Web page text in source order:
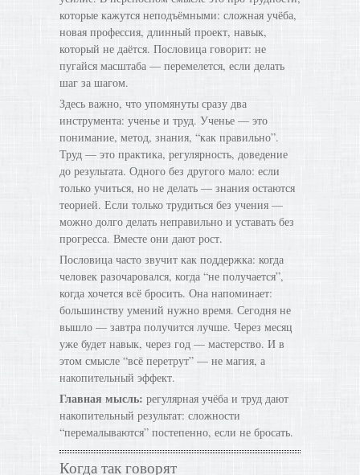
которые кажутся неподъёмными: сложная учёба,
новая профессия, длинный проект, навык,
который не даётся. Пословица говорит: не
пугайся масштаба — перемелется, если делать
шаг за шагом.
Здесь важно, что упомянуты сразу два
инструмента: ученье и труд. Ученье — это
понимание, метод, знания, “как правильно”.
Труд — это практика, регулярность, доведение
до результата. Одного без другого мало: если
только учиться, но не делать — знания остаются
теорией. Если только трудиться без учения —
можно долго делать неправильно и уставать без
прогресса. Вместе они дают рост.
Пословица часто звучит как поддержка: когда
человек разочаровался, когда “не получается”,
когда хочется всё бросить. Она напоминает:
большинству умений нужно время. Сегодня не
вышло — завтра получится лучше. Через месяц
уже будет навык, через год — мастерство. И в
этом смысле “всё перетрут” — не магия, а
накопительный эффект.
Главная мысль: регулярная учёба и труд дают
накопительный результат: сложности
“перемалываются” постепенно, если не бросать.
Когда так говорят